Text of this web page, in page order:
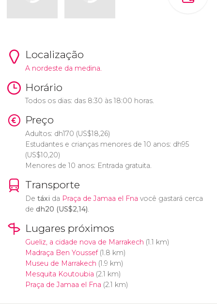
Localização
A nordeste da medina.
Horário
Todos os dias: das 8:30 às 18:00 horas.
Preço
Adultos: dh170 (US$18,26)
Estudantes e crianças menores de 10 anos: dh95
(US$10,20)
Menores de 10 anos: Entrada gratuita.
Transporte
De táxi da Praça de Jamaa el Fna você gastará cerca
de dh20 (US$2,14).
Lugares próximos
Gueliz, a cidade nova de Marrakech (1.1 km)
Madraça Ben Youssef(1.8 km)
Museu de Marrakech (1.9 km)
Mesquita Koutoubia (2.1 km)
Praça de Jamaa el Fna (2.1 km)